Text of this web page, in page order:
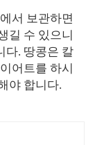
서 보관하면
길 수 있으니
다. 땅콩은 칼
어트를 하시
야 합니다.